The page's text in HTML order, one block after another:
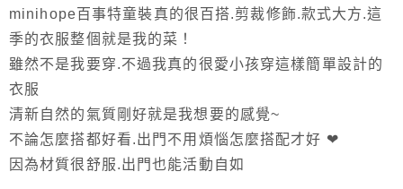
minihope百事特童裝真的很百搭.剪裁修飾.款式大方.這
季的衣服整個就是我的菜！
雖然不是我要穿.不過我真的很愛小孩穿這樣簡單設計的
衣服
清新自然的氣質剛好就是我想要的感覺~
不論怎麼搭都好看.出門不用煩惱怎麼搭配才好 ❤
因為材質很舒服.出門也能活動自如